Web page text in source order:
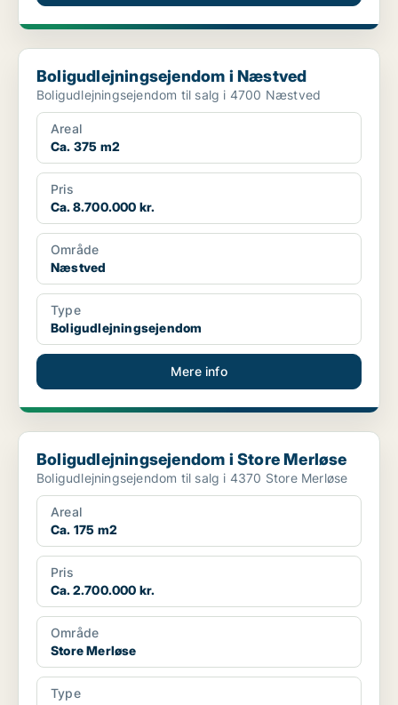
Boligudlejningsejendom i Næstved
Boligudlejningsejendom i Næstved
Boligudlejningsejendom til salg i 4700 Næstved
Areal
Ca. 375 m2
Pris
Ca. 8.700.000 kr.
Område
Næstved
Type
Boligudlejningsejendom
Mere info
Boligudlejningsejendom i Store Merløse
Boligudlejningsejendom i Store Merløse
Boligudlejningsejendom til salg i 4370 Store Merløse
Areal
Ca. 175 m2
Pris
Ca. 2.700.000 kr.
Område
Store Merløse
Type